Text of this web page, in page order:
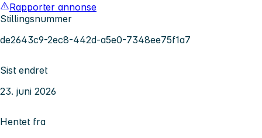
Rapporter annonse
Stillingsnummer
de2643c9-2ec8-442d-a5e0-7348ee75f1a7
Sist endret
23. juni 2026
Hentet fra